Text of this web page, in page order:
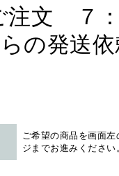
注文 ７
の発送
ご希望の商品を画面
ジまでお進みください